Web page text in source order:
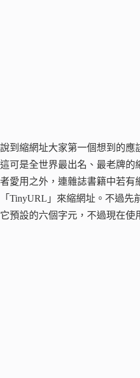
說到縮網址大家第一個想到的應
這可是全世界最出名、最老牌的
者愛用之外，連雜誌書籍中若有
「TinyURL」來縮網址。不過先
它預設的六個字元，不過現在使